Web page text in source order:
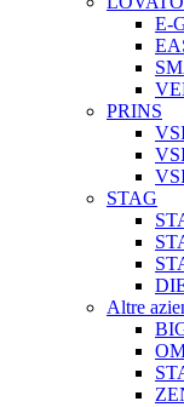
E-
PRINS
STAG
Altre